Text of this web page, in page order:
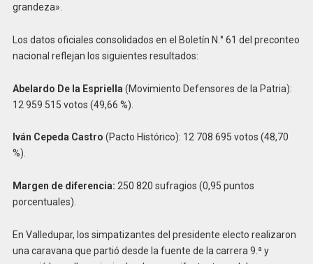
grandeza».
Los datos oficiales consolidados en el Boletín N.° 61 del preconteo
nacional reflejan los siguientes resultados:
Abelardo De la Espriella (Movimiento Defensores de la Patria):
12 959 515 votos (49,66 %).
Iván Cepeda Castro (Pacto Histórico): 12 708 695 votos (48,70
%).
Margen de diferencia: 250 820 sufragios (0,95 puntos
porcentuales).
En Valledupar, los simpatizantes del presidente electo realizaron
una caravana que partió desde la fuente de la carrera 9.ª y